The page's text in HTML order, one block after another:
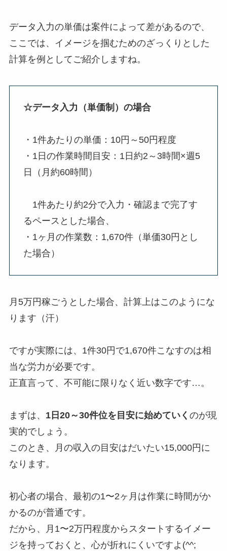
データ入力の単価は案件によって差があるので、
ここでは、イメージを掴むためのざっくりとした
計算を例としてご紹介しますね。
☆データ入力（単価制）の場合
・1件あたりの単価：10円～50円程度
・1日の作業時間目安：1日約2～3時間×週5
日（月約60時間）
1件あたり約2分で入力・確認まで完了す
るペースとした場合、
・1ヶ月の作業数：1,670件（単価30円とし
た場合）
月5万円稼ごうとした場合、計算上はこのようにな
ります（汗）
ですが実際には、1件30円で1,670件こなすのは相
当な労力が必要です。
正直言って、不可能に限りなく近い数字です…。
まずは、 1日20～30件位を目安に始めていく のが現
実的でしょう。
このとき、月の収入の目安はだいたい15,000円に
なります。
初心者の場合、最初の1〜2ヶ月は作業に時間がか
かるのが普通です。
だから、月1〜2万円程度からスタートするイメー
ジを持っておくと、心が折れにくいですよ(^^;